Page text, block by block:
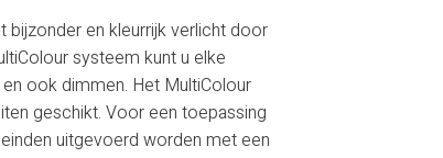
bijzonder en kleurrijk verlicht door
systeem kunt u elke
ook dimmen. Het MultiColour
geschikt. Voor een toepassing
uitgevoerd worden met een